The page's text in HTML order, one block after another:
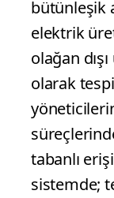
bütünleşik
elektrik
olağan
olarak
tabanlı
sistemde;